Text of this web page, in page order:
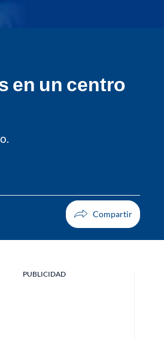
en un centro
PUBLICIDAD